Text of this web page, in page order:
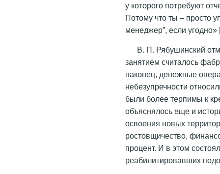
у которого потребуют
Потому что ты – просто
менеджер”, если
В. П. Рябушинский
занятием считалось
наконец, денежные
небезупречности
были более терпимы к
объяснялось еще и
освоения новых
ростовщичество,
процент. И в этом
реабилитировавших